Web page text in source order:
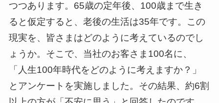
つつあります。65歳の定年後、100歳まで生き
ると仮定すると、老後の生活は35年です。この
現実を、皆さまはどのように考えているのでし
ょうか。そこで、当社のお客さま100名に、
「人生100年時代をどのように考えますか？」
とアンケートを実施しました。その結果、約6割